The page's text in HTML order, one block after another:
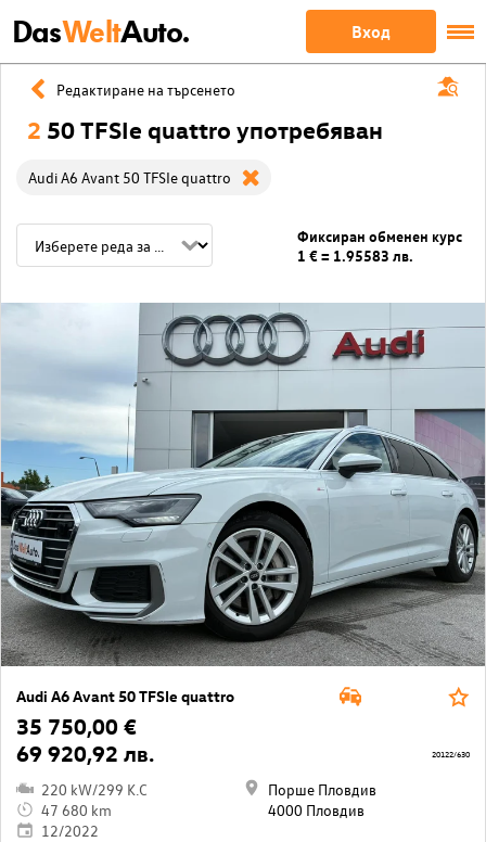
DasWeltAuto. Вход
Редактиране на търсенето
2 50 TFSIe quattro употребяван
Audi A6 Avant 50 TFSIe quattro
Фиксиран обменен курс
1 € = 1.95583 лв.
Audi A6 Avant 50 TFSIe quattro
35 750,00 €
69 920,92 лв.
220 kW/299 K.C
47 680 km
12/2022
Порше Пловдив
4000 Пловдив
20122/630